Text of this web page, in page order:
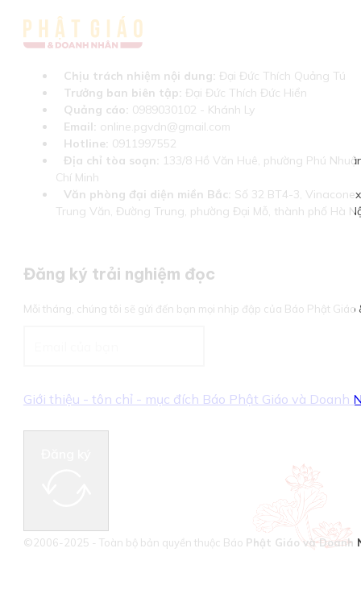
Chịu trách nhiệm nội dung: Đại Đức Thích Quảng Tú
Trưởng ban biên tập: Đại Đức Thích Đức Hiển
Quảng cáo: 0989030102 - Khánh Ly
Email: online.pgvdn@gmail.com
Hotline: 0911997552
Địa chỉ tòa soạn: 133/8 Hồ Văn Huê, phường Phú
Chí Minh
Văn phòng đại diện miền Bắc: Số 32 BT4-3,
Trung Văn, Đường Trung, phường Đại Mỗ, thành phố Hà
Đăng ký trải nghiệm đọc
Mỗi tháng, chúng tôi sẽ gửi đến bạn mọi nhịp đập của Báo Phật Giáo
Giới thiệu - tôn chỉ - mục đích Báo Phật Giáo và Doanh
©2006-2025 - Toàn bộ bản quyền thuộc Báo Phật Giáo và Doanh